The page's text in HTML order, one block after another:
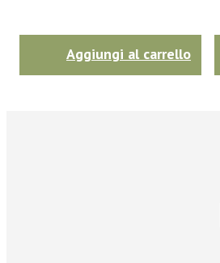
Aggiungi al carrello